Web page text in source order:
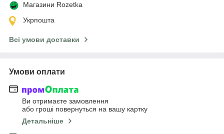
Магазини Rozetka
Укрпошта
Всі умови доставки
Умови оплати
Ви отримаєте замовлення
або гроші повернуться на вашу картку
Детальніше